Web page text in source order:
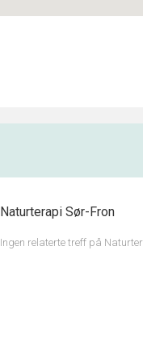
Naturterapi Sør-Fron
Ingen relaterte treff på